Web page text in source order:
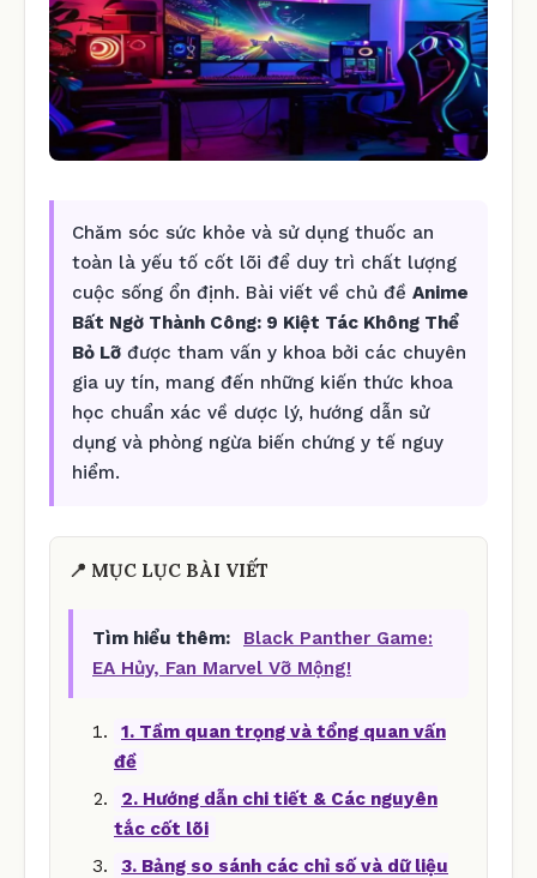
Chăm sóc sức khỏe và sử dụng thuốc an
toàn là yếu tố cốt lõi để duy trì chất lượng
cuộc sống ổn định. Bài viết về chủ đề Anime
Bất Ngờ Thành Công: 9 Kiệt Tác Không Thể
Bỏ Lỡ được tham vấn y khoa bởi các chuyên
gia uy tín, mang đến những kiến thức khoa
học chuẩn xác về dược lý, hướng dẫn sử
dụng và phòng ngừa biến chứng y tế nguy
hiểm.
📍 MỤC LỤC BÀI VIẾT
Tìm hiểu thêm:
Black Panther Game:
EA Hủy, Fan Marvel Vỡ Mộng!
1. Tầm quan trọng và tổng quan vấn
đề
2. Hướng dẫn chi tiết & Các nguyên
tắc cốt lõi
3. Bảng so sánh các chỉ số và dữ liệu